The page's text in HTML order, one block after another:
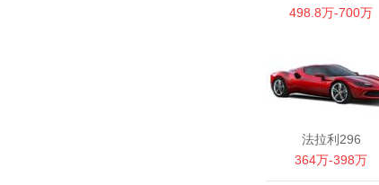
498.8万-700万
法拉利296
364万-398万